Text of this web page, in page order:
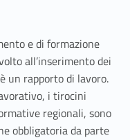
e di formazione
all’inserimento dei
un rapporto di lavoro.
i tirocini
regionali, sono
obbligatoria da parte